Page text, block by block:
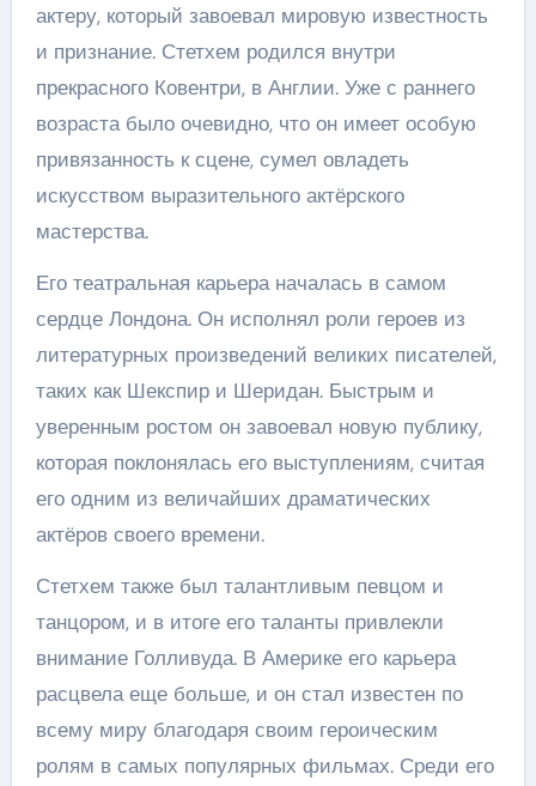
актеру, который завоевал мировую известность
и признание. Стетхем родился внутри
прекрасного Ковентри, в Англии. Уже с раннего
возраста было очевидно, что он имеет особую
привязанность к сцене, сумел овладеть
искусством выразительного актёрского
мастерства.
Его театральная карьера началась в самом
сердце Лондона. Он исполнял роли героев из
литературных произведений великих писателей,
таких как Шекспир и Шеридан. Быстрым и
уверенным ростом он завоевал новую публику,
которая поклонялась его выступлениям, считая
его одним из величайших драматических
актёров своего времени.
Стетхем также был талантливым певцом и
танцором, и в итоге его таланты привлекли
внимание Голливуда. В Америке его карьера
расцвела еще больше, и он стал известен по
всему миру благодаря своим героическим
ролям в самых популярных фильмах. Среди его